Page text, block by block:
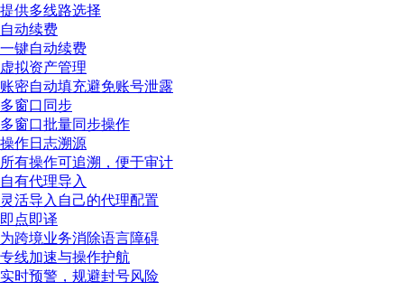
提供多线路选择
自动续费
一键自动续费
虚拟资产管理
账密自动填充避免账号泄露
多窗口同步
多窗口批量同步操作
操作日志溯源
所有操作可追溯，便于审计
自有代理导入
灵活导入自己的代理配置
即点即译
为跨境业务消除语言障碍
专线加速与操作护航
实时预警，规避封号风险